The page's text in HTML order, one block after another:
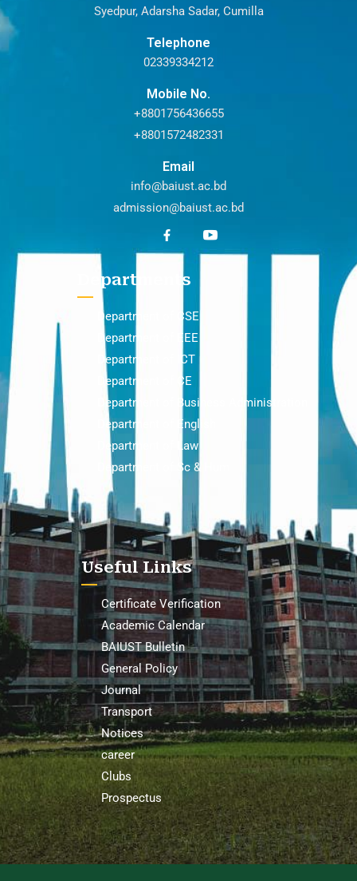
Syedpur, Adarsha Sadar, Cumilla
Telephone
02339334212
Mobile No.
+8801756436655
+8801572482331
Email
info@baiust.ac.bd
admission@baiust.ac.bd
Departments
Department of CSE
Department of EEE
Department of ICT
Department of CE
Department of Business Administration
Department of English
Department of Law
Department of Sc & Hum
Useful Links
Certificate Verification
Academic Calendar
BAIUST Bulletin
General Policy
Journal
Transport
Notices
career
Clubs
Prospectus